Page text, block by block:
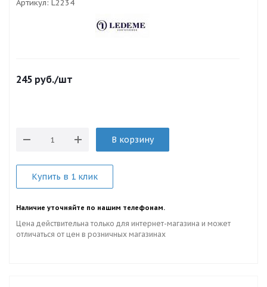
Артикул: L2234
245 руб./шт
В корзину
Купить в 1 клик
Наличие уточняйте по нашим телефонам.
Цена действительна только для интернет-магазина и может
отличаться от цен в розничных магазинах